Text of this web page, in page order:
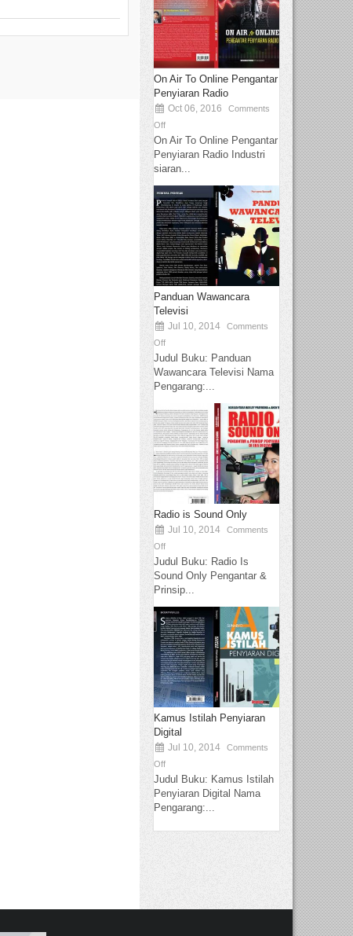
On Air To Online Pengantar
Penyiaran Radio
Oct 06, 2016
Comments
Off
On Air To Online Pengantar
Penyiaran Radio Industri
siaran...
Panduan Wawancara
Televisi
Jul 10, 2014
Comments
Off
Judul Buku: Panduan
Wawancara Televisi Nama
Pengarang:...
Radio is Sound Only
Jul 10, 2014
Comments
Off
Judul Buku: Radio Is
Sound Only Pengantar &
Prinsip...
Kamus Istilah Penyiaran
Digital
Jul 10, 2014
Comments
Off
Judul Buku: Kamus Istilah
Penyiaran Digital Nama
Pengarang:...